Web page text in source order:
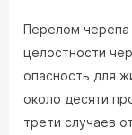
Перелом
целостности
опасность для
около десяти
трети случаев